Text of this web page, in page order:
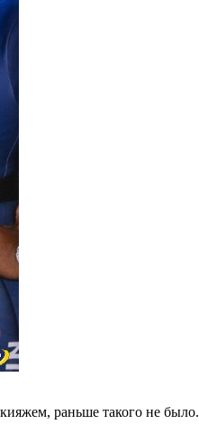
раньше такого не было.